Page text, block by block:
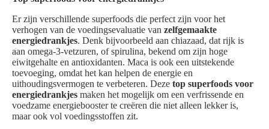
Er zijn verschillende superfoods die perfect zijn voor het
verhogen van de voedingsevaluatie van zelfgemaakte
energiedrankjes. Denk bijvoorbeeld aan chiazaad, dat rijk is
aan omega-3-vetzuren, of spirulina, bekend om zijn hoge
eiwitgehalte en antioxidanten. Maca is ook een uitstekende
toevoeging, omdat het kan helpen de energie en
uithoudingsvermogen te verbeteren. Deze top superfoods voor
energiedrankjes maken het mogelijk om een verfrissende en
voedzame energiebooster te creëren die niet alleen lekker is,
maar ook vol voedingsstoffen zit.